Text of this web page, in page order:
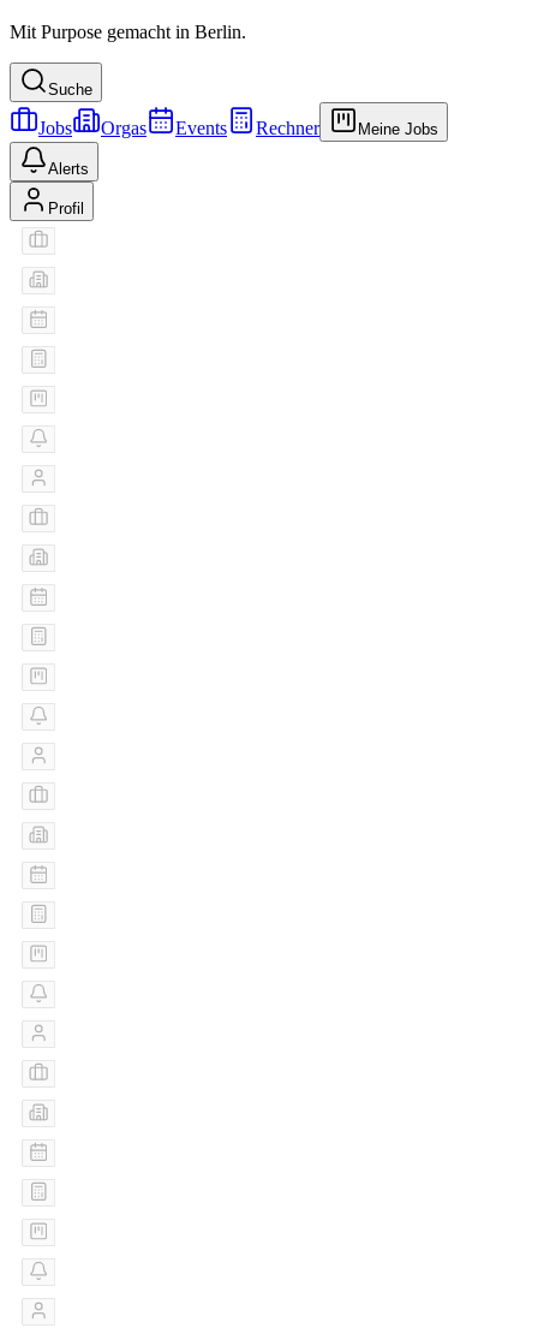
Mit Purpose gemacht in Berlin.
Suche
Jobs Orgas Events Rechner Meine Jobs
Alerts
Profil